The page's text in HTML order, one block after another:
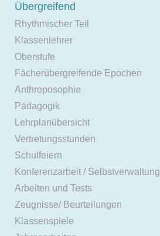
Übergreifend
Rhythmischer Teil
Klassenlehrer
Oberstufe
Fächerübergreifende Epochen
Anthroposophie
Pädagogik
Lehrplanübersicht
Vertretungsstunden
Schulfeiern
Konferenzarbeit / Selbstverwaltung
Arbeiten und Tests
Zeugnisse/ Beurteilungen
Klassenspiele